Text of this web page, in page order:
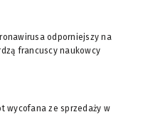
odporniejszy na
francuscy naukowcy
wycofana ze sprzedaży w